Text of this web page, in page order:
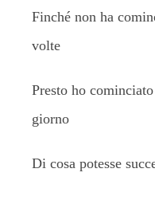
Finché non ha
volte
Presto ho
giorno
Di cosa potesse